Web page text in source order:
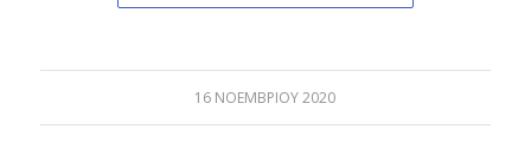
16 ΝΟΕΜΒΡΊΟΥ 2020